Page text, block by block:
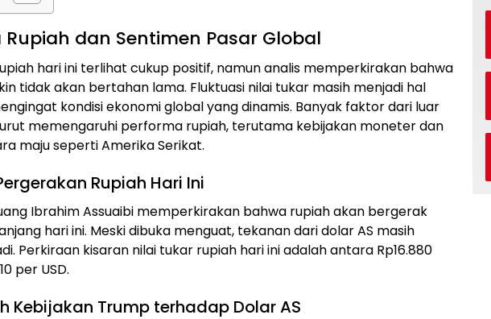
dan Sentimen Pasar Global
hari ini terlihat cukup positif, namun analis memperkirakan bahwa
tidak akan bertahan lama. Fluktuasi nilai tukar masih menjadi hal
kondisi ekonomi global yang dinamis. Banyak faktor dari luar
memengaruhi performa rupiah, terutama kebijakan moneter dan
maju seperti Amerika Serikat.
Rupiah Hari Ini
Ibrahim Assuaibi memperkirakan bahwa rupiah akan bergerak
hari ini. Meski dibuka menguat, tekanan dari dolar AS masih
Perkiraan kisaran nilai tukar rupiah hari ini adalah antara Rp16.880
per USD.
Kebijakan Trump terhadap Dolar AS